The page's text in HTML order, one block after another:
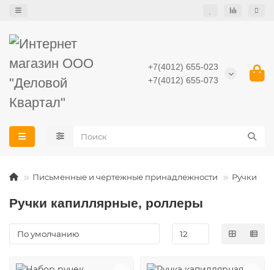
+7(4012) 655-023
+7(4012) 655-073
Письменные и чертежные принадлежности Ручки
Ручки капиллярные, роллеры